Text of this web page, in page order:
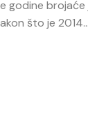
godine brojaće
što je